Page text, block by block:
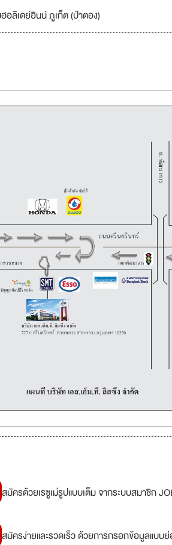
อลิเดย์อินน์ ภูเก็ต (ป่าตอง)
สมัครด้วยเรซูเม่รูปแบบเต็ม จากระบบสมาชิก
สมัครง่ายและรวดเร็ว ด้วยการกรอกข้อมูลแบบ